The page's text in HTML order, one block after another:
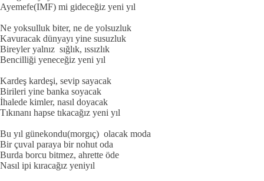
Ayemefe(IMF) mi gideceğiz yeni yıl
Ne yoksulluk biter, ne de yolsuzluk
Kavuracak dünyayı yine susuzluk
Bireyler yalnız sığlık, ıssızlık
Bencilliği yeneceğiz yeni yıl
Kardeş kardeşi, sevip sayacak
Birileri yine banka soyacak
İhalede kimler, nasıl doyacak
Tıkınanı hapse tıkacağız yeni yıl
Bu yıl günekondu(morgıç) olacak moda
Bir çuval paraya bir nohut oda
Burda borcu bitmez, ahrette öde
Nasıl ipi kıracağız yeniyıl